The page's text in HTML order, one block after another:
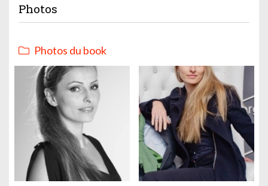
Photos
Photos du book